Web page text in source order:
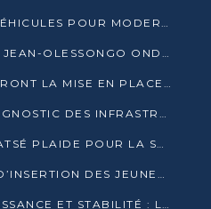
AGL CONGO LIVRE 270 VÉHICULES POUR MODERNISER LE TRANSPORT URBAIN
PASSEPORT AU CONGO : JEAN-OLESSONGO ONDAYE VEUT METTRE FIN AUX LENTEURS ADMINISTRATIVES
LES ÉTATS-UNIS FINANCERONT LA MISE EN PLACE DE JUSQU’À 50 CLINIQUES DE LUTTE CONTRE L’EBOLA
LE CONGO LANCE LE DIAGNOSTIC DES INFRASTRUCTURES SPORTIVES DU COMPLEXE DE KINTÉLÉ
BAD 2026 : LUDOVIC NGATSÉ PLAIDE POUR LA SOUVERAINETÉ FINANCIÈRE AFRICAINE
AUBEVILLE : LE CENTRE D’INSERTION DES JEUNES PRÊT À OUVRIR SES PORTES
INFRASTRUCTURES, CROISSANCE ET STABILITÉ : LA GUINÉE AFFÛTE SES AMBITIONS